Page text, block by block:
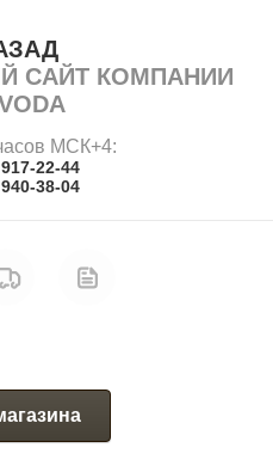
САЙТ КОМПАНИИ
МСК+4:
22-44
38-04